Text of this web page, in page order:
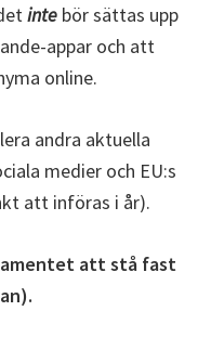
inte bör sättas upp
appar och att
online.
andra aktuella
medier och EU:s
att införas i år).
att stå fast